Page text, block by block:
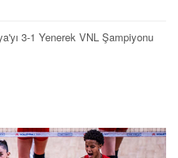
3-1 Yenerek VNL Şampiyonu